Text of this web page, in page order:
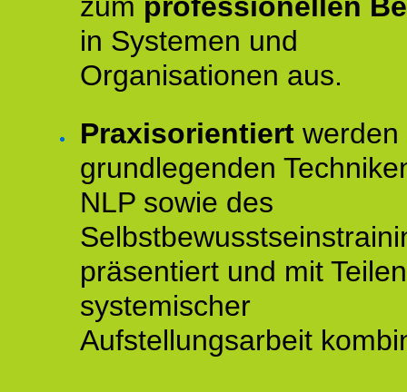
in Systemen und
Organisationen aus.
Praxisorientiert werden
grundlegenden
NLP sowie des
präsentiert und mit Teilen
systemischer
Aufstellungsarbeit